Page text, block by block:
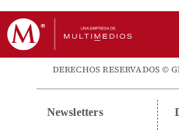
DERECHOS RESERVADOS ©
Newsletters